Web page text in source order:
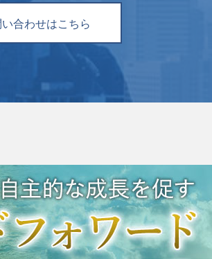
い合わせはこちら